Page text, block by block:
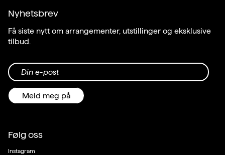
Nyhetsbrev
Få siste nytt om arrangementer, utstillinger og eksklusive
tilbud.
Din e-post
Meld meg på
Følg oss
Instagram